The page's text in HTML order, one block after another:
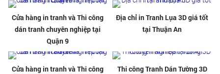
Cửa hàng in tranh và Thi công
dán tranh chuyên nghiệp tại
Quận 9
Địa chỉ in Tranh Lụa 3D giá tốt
tại Thuận An
Cửa hàng in tranh và Thi công
Thi công Tranh Dán Tường 3D